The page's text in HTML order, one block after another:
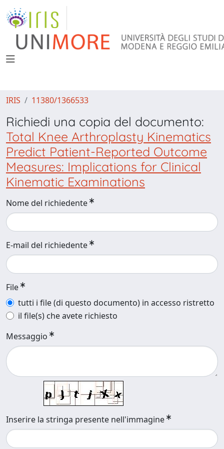
IRIS 11380/1366533
Richiedi una copia del documento:
Total Knee Arthroplasty Kinematics
Predict Patient-Reported Outcome
Measures: Implications for Clinical
Kinematic Examinations
Nome del richiedente
E-mail del richiedente
File
tutti i file (di questo documento) in accesso ristretto
il file(s) che avete richiesto
Messaggio
Inserire la stringa presente nell'immagine